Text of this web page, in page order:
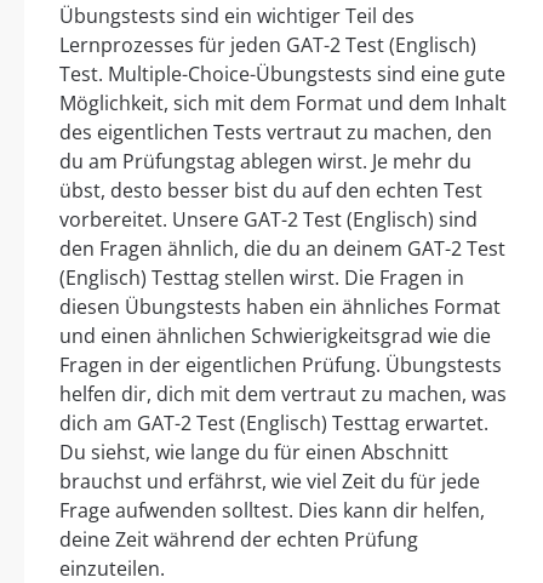
Übungstests sind ein wichtiger Teil des
Lernprozesses für jeden GAT-2 Test (Englisch)
Test. Multiple-Choice-Übungstests sind eine gute
Möglichkeit, sich mit dem Format und dem Inhalt
des eigentlichen Tests vertraut zu machen, den
du am Prüfungstag ablegen wirst. Je mehr du
übst, desto besser bist du auf den echten Test
vorbereitet. Unsere GAT-2 Test (Englisch) sind
den Fragen ähnlich, die du an deinem GAT-2 Test
(Englisch) Testtag stellen wirst. Die Fragen in
diesen Übungstests haben ein ähnliches Format
und einen ähnlichen Schwierigkeitsgrad wie die
Fragen in der eigentlichen Prüfung. Übungstests
helfen dir, dich mit dem vertraut zu machen, was
dich am GAT-2 Test (Englisch) Testtag erwartet.
Du siehst, wie lange du für einen Abschnitt
brauchst und erfährst, wie viel Zeit du für jede
Frage aufwenden solltest. Dies kann dir helfen,
deine Zeit während der echten Prüfung
einzuteilen.